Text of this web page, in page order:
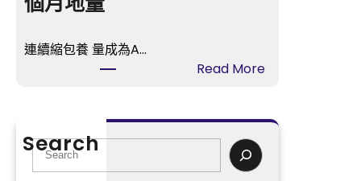
歸
喜
養
連續縮包養 量成為A…
Read More:
成
Search
S
e